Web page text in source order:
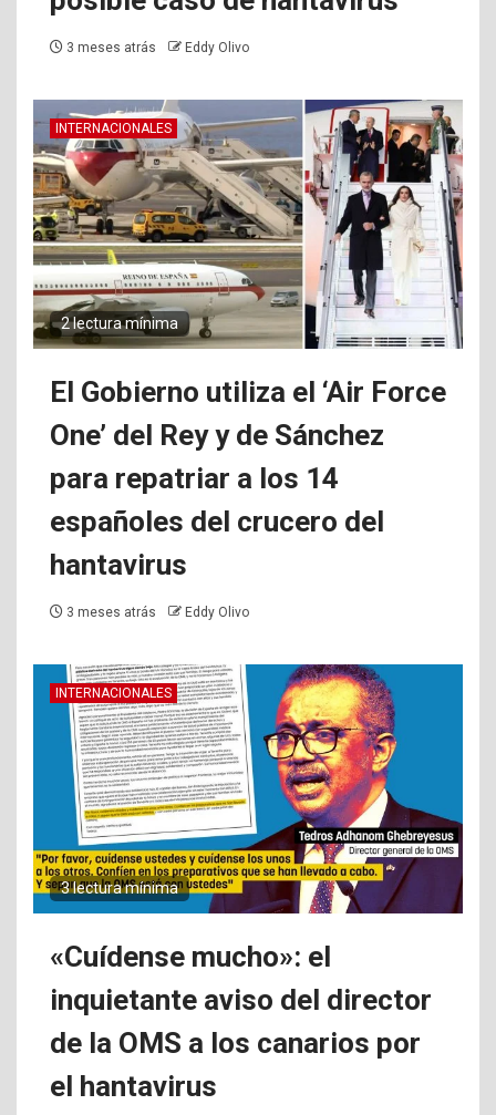
3 meses atrás Eddy Olivo
INTERNACIONALES
2 lectura mínima
El Gobierno utiliza el ‘Air Force
One’ del Rey y de Sánchez
para repatriar a los 14
españoles del crucero del
hantavirus
3 meses atrás Eddy Olivo
INTERNACIONALES
3 lectura mínima
«Cuídense mucho»: el
inquietante aviso del director
de la OMS a los canarios por
el hantavirus